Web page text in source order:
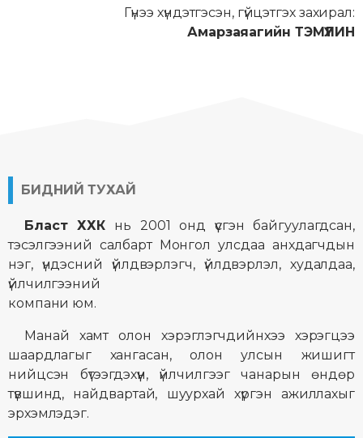
Гүнээ хүндэтгэсэн, гүйцэтгэх захирал:
Амарзаяагийн ТЭМҮҮЛИН
БИДНИЙ ТУХАЙ
Бласт ХХК нь 2001 онд үүсгэн байгуулагдсан,
тэсэлгээний салбарт Монгол улсдаа анхдагчдын
нэг, үндэсний үйлдвэрлэгч, үйлдвэрлэл, худалдаа,
үйлчилгээний
компани юм.
Манай хамт олон хэрэглэгчдийнхээ хэрэгцээ
шаардлагыг хангасан, олон улсын жишигт
нийцсэн бүтээгдэхүүн, үйлчилгээг чанарын өндөр
түвшинд, найдвартай, шуурхай хүргэн ажиллахыг
эрхэмлэдэг.